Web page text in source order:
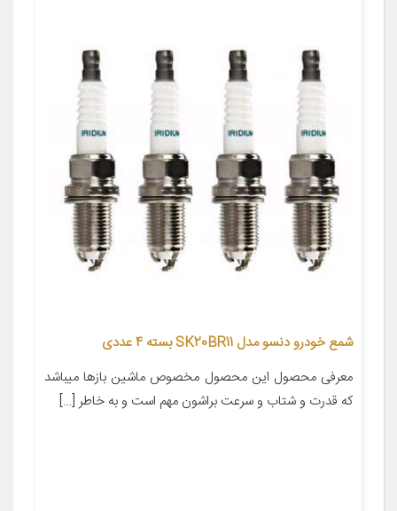
شمع خودرو دنسو مدل SK20BR11 بسته 4 عددی
معرفی محصول این محصول مخصوص ماشین بازها میباشد
که قدرت و شتاب و سرعت براشون مهم است و به خاطر […]